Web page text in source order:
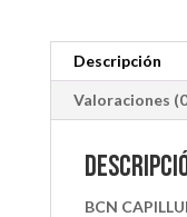
Péptidos
cantidad
Descripción
Valoraciones
BCN